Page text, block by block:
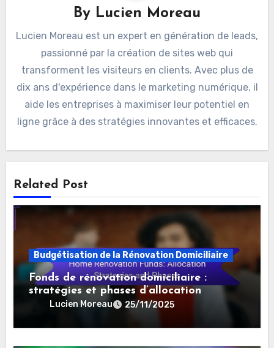
By Lucien Moreau
Lucien Moreau est un expert en génération de leads,
passionné par la création de sites web qui
transforment les visiteurs en clients. Avec plus de
dix ans d'expérience dans le marketing numérique, il
aide les entreprises à maximiser leur potentiel en
ligne grâce à des stratégies innovantes et efficaces.
Related Post
Budgétisation de la Rénovation Domiciliaire
Fonds de rénovation domiciliaire :
stratégies et phases d’allocation
Lucien Moreau 25/11/2025